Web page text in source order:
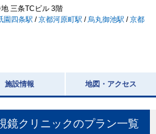
三条TCビル 3階
園四条駅 /京都河原町駅 /烏丸御池駅 /京都
施設情報 地図・アクセス
鏡クリニックのプラン一覧